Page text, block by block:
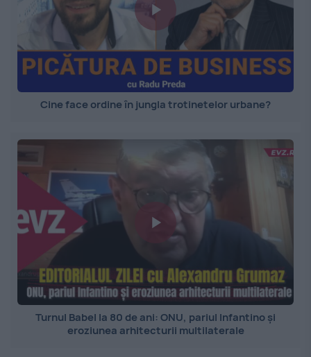
Cine face ordine în jungla trotinetelor urbane?
Turnul Babel la 80 de ani: ONU, pariul Infantino și
eroziunea arhitecturii multilaterale